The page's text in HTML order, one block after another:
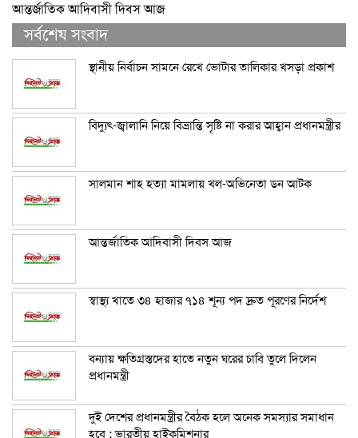
আন্তর্জাতিক আদিবাসী দিবস আজ
সর্বশেষ সংবাদ
স্থানীয় নির্বাচন সামনে রেখে ভোটার তালিকার খসড়া প্রকাশ
বিদ্যুৎ-জ্বালানি নিয়ে বিভ্রান্তি সৃষ্টি না করার আহ্বান প্রধানমন্ত্রীর
সালমান শাহ হত্যা মামলায় খল-অভিনেতা ডন আটক
আন্তর্জাতিক আদিবাসী দিবস আজ
স্বাস্থ্য খাতে ৩৪ হাজার ৭১৪ শূন্য পদ দ্রুত পূরণের নির্দেশ
বন্যায় ক্ষতিগ্রস্তদের হাতে নতুন ঘরের চাবি তুলে দিলেন
প্রধানমন্ত্রী
দুই দেশের প্রধানমন্ত্রীর বৈঠক হলে অনেক সমস্যার সমাধান
হবে : ভারতীয় হাইকমিশনার